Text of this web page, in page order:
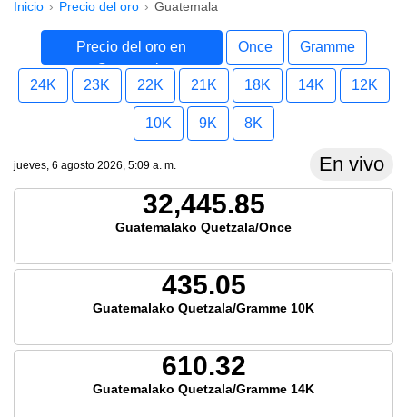
Inicio Precio del oro Guatemala
Precio del oro en
Guatemala
Once Gramme
24K 23K 22K 21K 18K 14K 12K
10K 9K 8K
jueves, 6 agosto 2026, 5:09 a. m. En vivo
32,445.85
Guatemalako Quetzala/Once
435.05
Guatemalako Quetzala/Gramme 10K
610.32
Guatemalako Quetzala/Gramme 14K